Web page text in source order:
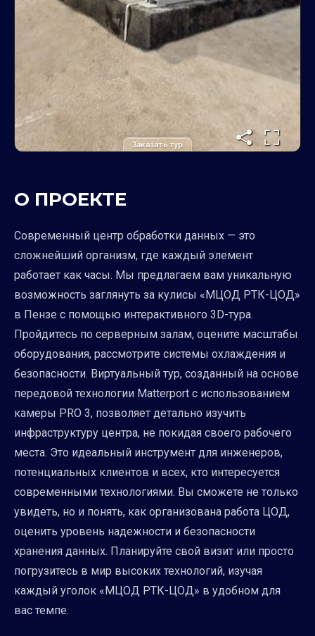
Заказать тур
О ПРОЕКТЕ
Современный центр обработки данных — это
сложнейший организм, где каждый элемент
работает как часы. Мы предлагаем вам уникальную
возможность заглянуть за кулисы «МЦОД РТК-ЦОД»
в Пензе с помощью интерактивного 3D-тура.
Пройдитесь по серверным залам, оцените масштабы
оборудования, рассмотрите системы охлаждения и
безопасности. Виртуальный тур, созданный на основе
передовой технологии Matterport с использованием
камеры PRO 3, позволяет детально изучить
инфраструктуру центра, не покидая своего рабочего
места. Это идеальный инструмент для инженеров,
потенциальных клиентов и всех, кто интересуется
современными технологиями. Вы сможете не только
увидеть, но и понять, как организована работа ЦОД,
оценить уровень надежности и безопасности
хранения данных. Планируйте свой визит или просто
погрузитесь в мир высоких технологий, изучая
каждый уголок «МЦОД РТК-ЦОД» в удобном для
вас темпе.